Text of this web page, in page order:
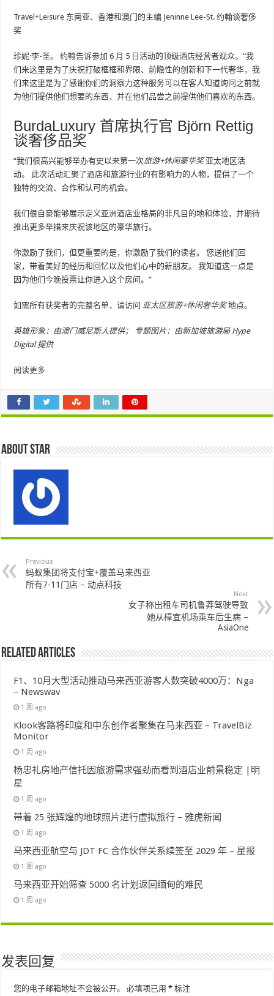
Travel+Leisure 东南亚、香港和澳门的主编 Jeninne Lee-St. 约翰谈奢侈
奖
珍妮·李-圣。 约翰告诉参加 6 月 5 日活动的顶级酒店经营者观众。“我
们来这里是为了庆祝打破框框和界限、前瞻性的创新和下一代奢华，我
们来这里是为了感谢你们的洞察力这种服务可以在客人知道询问之前就
为他们提供他们想要的东西，并在他们品尝之前提供他们喜欢的东西。
BurdaLuxury 首席执行官 Björn Rettig
谈奢侈品奖
“我们很高兴能够举办有史以来第一次旅游+休闲豪华奖亚太地区活
动。 此次活动汇聚了酒店和旅游行业的有影响力的人物，提供了一个
独特的交流、合作和认可的机会。
我们很自豪能够展示定义亚洲酒店业格局的非凡目的地和体验，并期待
推出更多举措来庆祝该地区的豪华旅行。
你激励了我们，但更重要的是，你激励了我们的读者。 您送他们回
家，带着美好的经历和回忆以及他们心中的新朋友。 我知道这一点是
因为他们今晚投票让你进入这个房间。”
如需所有获奖者的完整名单，请访问亚太区旅游+休闲奢华奖地点。
英雄形象：由澳门威尼斯人提供； 专题图片：由新加坡旅游局 Hype
Digital 提供
阅读更多
About star
Previous
蚂蚁集团将支付宝+覆盖马来西亚
所有7-11门店 – 动点科技
Next
女子称出租车司机鲁莽驾驶导致
她从樟宜机场乘车后生病 –
AsiaOne
Related Articles
F1、10月大型活动推动马来西亚游客人数突破4000万：Nga
– Newswav
1 周 ago
Klook客路将印度和中东创作者聚集在马来西亚 – TravelBiz
Monitor
1 周 ago
杨忠礼房地产信托因旅游需求强劲而看到酒店业前景稳定 |明
星
1 周 ago
带着 25 张辉煌的地球照片进行虚拟旅行 – 雅虎新闻
1 周 ago
马来西亚航空与 JDT FC 合作伙伴关系续签至 2029 年 – 星报
1 周 ago
马来西亚开始筛查 5000 名计划返回缅甸的难民
1 周 ago
发表回复
您的电子邮箱地址不会被公开。 必填项已用* 标注